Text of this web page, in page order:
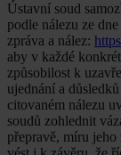
Ústavní soud
podle nálezu ze
zpráva a nález:
aby v každé
způsobilost k
ujednání a
citovaném nálezu
soudů zohlednit
přepravě, míru